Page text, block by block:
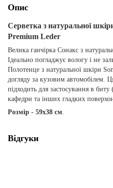
Опис
Серветка з натуральної
Premium Leder
Велика ганчірка Сонакс з
Ідеально погладжує вологу і не
Полотенце з натуральної шкіри
догляду за кузовим автомобілем.
підходить для застосування в биту
кафедри та інших гладких
Розмір - 59x38 см
Відгуки